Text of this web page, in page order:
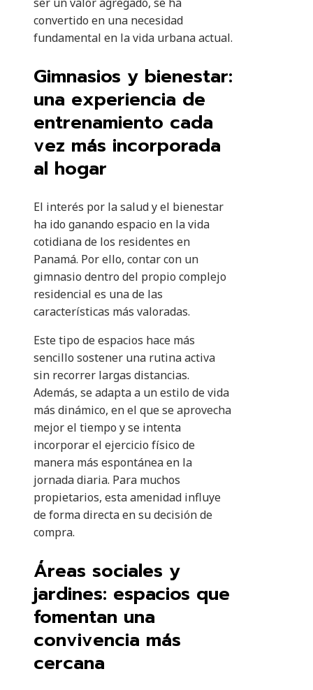
convertido en una necesidad
fundamental en la vida urbana actual.
Gimnasios y bienestar:
una experiencia de
entrenamiento cada
vez más incorporada
al hogar
El interés por la salud y el bienestar
ha ido ganando espacio en la vida
cotidiana de los residentes en
Panamá. Por ello, contar con un
gimnasio dentro del propio complejo
residencial es una de las
características más valoradas.
Este tipo de espacios hace más
sencillo sostener una rutina activa
sin recorrer largas distancias.
Además, se adapta a un estilo de vida
más dinámico, en el que se aprovecha
mejor el tiempo y se intenta
incorporar el ejercicio físico de
manera más espontánea en la
jornada diaria. Para muchos
propietarios, esta amenidad influye
de forma directa en su decisión de
compra.
Áreas sociales y
jardines: espacios que
fomentan una
convivencia más
cercana